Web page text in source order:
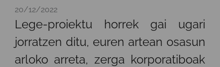
20/12/2022
Lege-proiektu horrek gai ugari
jorratzen ditu, euren artean osasun
arloko arreta, zerga korporatiboak